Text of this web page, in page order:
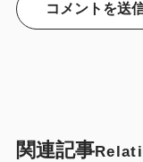
関連記事